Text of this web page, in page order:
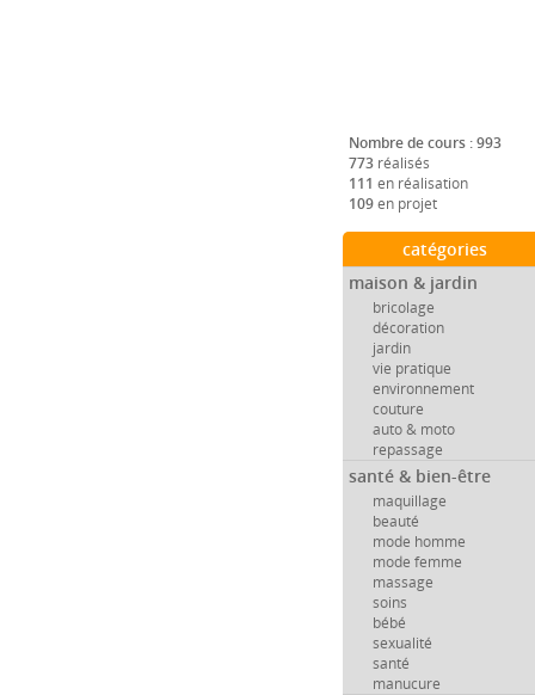
Nombre de cours : 993
773 réalisés
111 en réalisation
109en projet
catégories
maison & jardin
bricolage
décoration
jardin
vie pratique
environnement
couture
auto & moto
repassage
santé & bien-être
maquillage
beauté
mode homme
mode femme
massage
soins
bébé
sexualité
santé
manucure